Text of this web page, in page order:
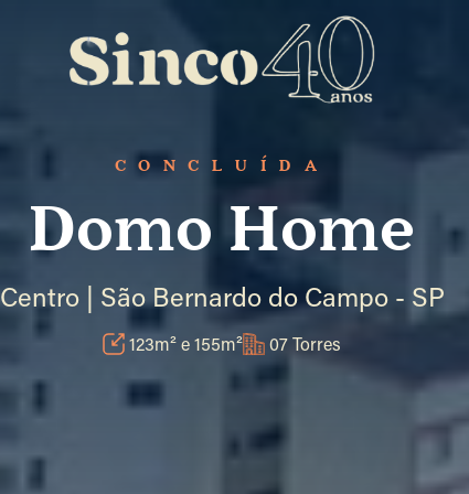
CONCLUÍDA
Domo Home
Centro | São Bernardo do Campo - SP
123m² e 155m² 07 Torres